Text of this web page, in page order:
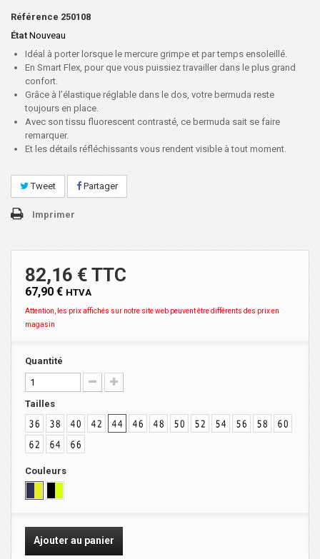
Référence 250108
État Nouveau
Idéal à porter lorsque le mercure grimpe et par temps ensoleillé.
En Smart Flex, pour que vous puissiez travailler dans le plus grand
confort.
Grâce à l’élastique réglable dans le dos, votre bermuda reste
toujours en place.
Avec son tissu fluorescent contrasté, ce bermuda sait se faire
remarquer.
Et les détails réfléchissants vous rendent visible à tout moment.
Tweet Partager
Imprimer
82,16 € TTC
67,90 € HTVA
Attention, les prix affichés sur notre site web peuvent être différents des prix en
magasin
Quantité
Tailles
Couleurs
Ajouter au panier